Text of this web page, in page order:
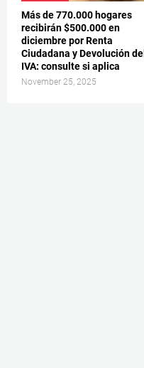
Más de 770.000 hogares
recibirán $500.000 en
diciembre por Renta
Ciudadana y Devolución del
IVA: consulte si aplica
November 25, 2025